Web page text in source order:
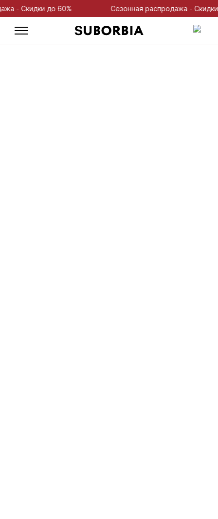
Скидки до 60% Сезонная распродажа - Скидки до